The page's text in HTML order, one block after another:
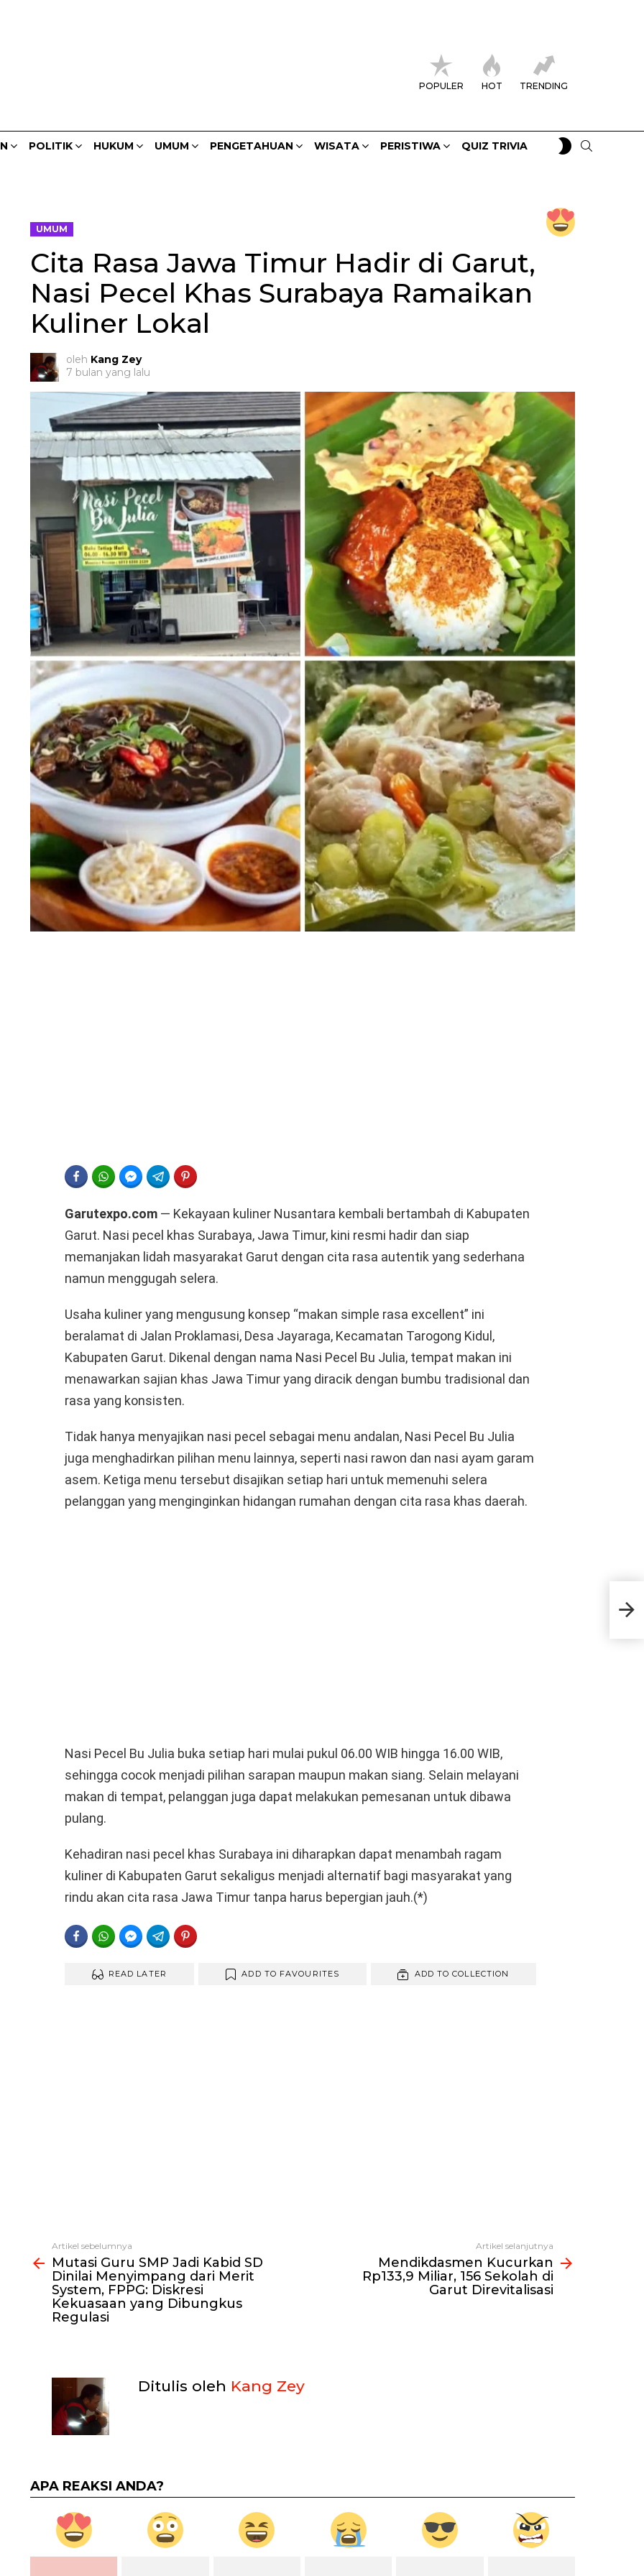
POPULER HOT TRENDING
POLITIK HUKUM UMUM PENGETAHUAN WISATA PERISTIWA QUIZ TRIVIA
SWITCH
SKIN
UMUM
Cita Rasa Jawa Timur Hadir di Garut,
Nasi Pecel Khas Surabaya Ramaikan
Kuliner Lokal
oleh Kang Zey
7 bulan yang lalu
FACEBOOKWHATSAPPFACEBOOK MESSENGER
TELEGRAM
Garutexpo.com — Kekayaan kuliner Nusantara kembali bertambah di Kabupaten
Garut. Nasi pecel khas Surabaya, Jawa Timur, kini resmi hadir dan siap
memanjakan lidah masyarakat Garut dengan cita rasa autentik yang sederhana
namun menggugah selera.
Usaha kuliner yang mengusung konsep “makan simple rasa excellent” ini
beralamat di Jalan Proklamasi, Desa Jayaraga, Kecamatan Tarogong Kidul,
Kabupaten Garut. Dikenal dengan nama Nasi Pecel Bu Julia, tempat makan ini
menawarkan sajian khas Jawa Timur yang diracik dengan bumbu tradisional dan
rasa yang konsisten.
Tidak hanya menyajikan nasi pecel sebagai menu andalan, Nasi Pecel Bu Julia
juga menghadirkan pilihan menu lainnya, seperti nasi rawon dan nasi ayam garam
asem. Ketiga menu tersebut disajikan setiap hari untuk memenuhi selera
pelanggan yang menginginkan hidangan rumahan dengan cita rasa khas daerah.
Nasi Pecel Bu Julia buka setiap hari mulai pukul 06.00 WIB hingga 16.00 WIB,
sehingga cocok menjadi pilihan sarapan maupun makan siang. Selain melayani
makan di tempat, pelanggan juga dapat melakukan pemesanan untuk dibawa
pulang.
Kehadiran nasi pecel khas Surabaya ini diharapkan dapat menambah ragam
kuliner di Kabupaten Garut sekaligus menjadi alternatif bagi masyarakat yang
rindu akan cita rasa Jawa Timur tanpa harus bepergian jauh.(*)
FACEBOOKWHATSAPPFACEBOOK MESSENGER
TELEGRAM
READ LATER ADD TO FAVOURITES ADD TO COLLECTION
Lihat
selengkapnya
Artikel sebelumnya
Mutasi Guru SMP Jadi Kabid SD
Dinilai Menyimpang dari Merit
System, FPPG: Diskresi
Kekuasaan yang Dibungkus
Regulasi
Artikel selanjutnya
Mendikdasmen Kucurkan
Rp133,9 Miliar, 156 Sekolah di
Garut Direvitalisasi
Ditulis oleh Kang Zey
APA REAKSI ANDA?